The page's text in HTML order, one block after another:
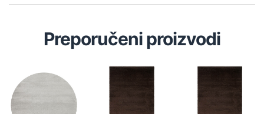
Preporučeni proizvodi